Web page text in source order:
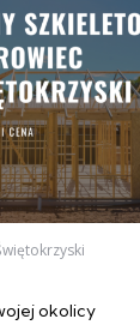
okolicy